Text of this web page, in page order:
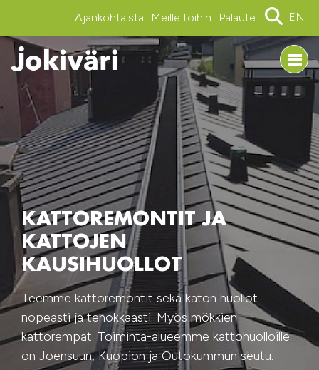
Ajankohtaista Meille töihin Palaute EN
KATTOREMONTIT JA
KATTOJEN
KAUSIHUOLLOT
Teemme kattoremontit sekä katon huollot
nopeasti ja tehokkaasti. Myös mökkien
kattorempat. Toiminta-alueemme kattohuolloille
on Joensuun, Kuopion ja Outokummun seutu.